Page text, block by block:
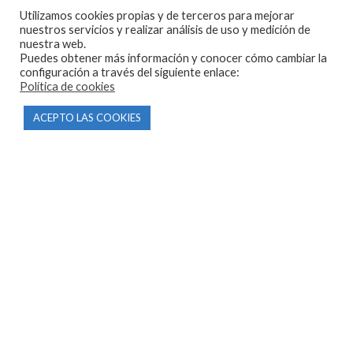
603 57 44 50
info@motorecambiosfldelhierro.com
Síguenos en Facebook
Síguenos en Instagram
Utilizamos cookies propias y de terceros para mejorar
nuestros servicios y realizar análisis de uso y medición de
nuestra web.
Puedes obtener más información y conocer cómo cambiar la
configuración a través del siguiente enlace:
Política de cookies
ACEPTO LAS COOKIES